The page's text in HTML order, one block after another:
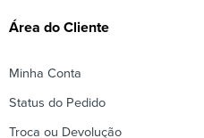
Área do Cliente
Minha Conta
Status do Pedido
Troca ou Devolução